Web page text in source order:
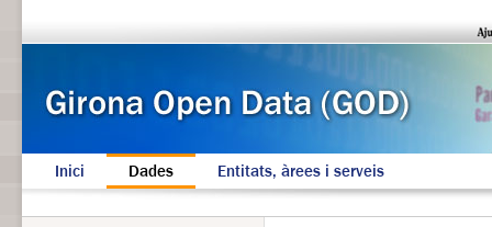
Inici Dades Entitats, àrees i serveis